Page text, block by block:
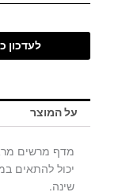
לעדכון
על המוצר
מדף מרשים
יכול להתאים
שינה.